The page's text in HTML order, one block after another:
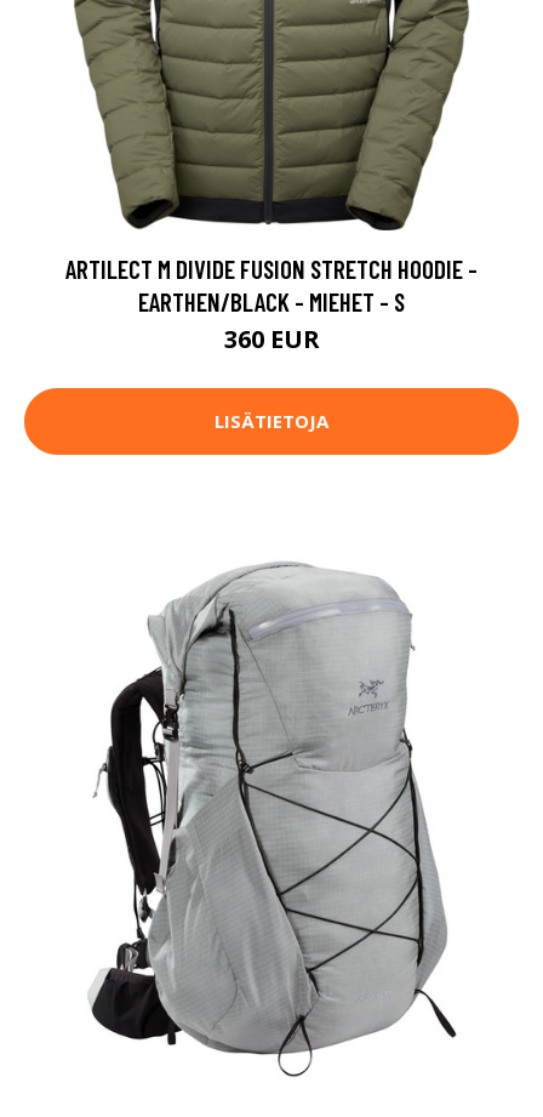
ARTILECT M DIVIDE FUSION STRETCH HOODIE -
EARTHEN/BLACK - MIEHET - S
360 EUR
LISÄTIETOJA